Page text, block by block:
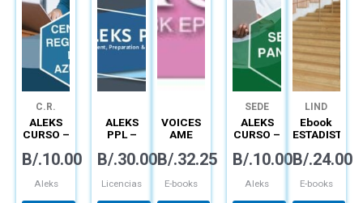
C.R.
AZUERO
ALEKS
CURSO –
MATEMÁTICA
APRENDIZAJE
B/.10.00
Aleks
ALEKS
PPL –
MATEMÁTICA
B/.30.00
Licencias
VOICES
AME
EPIN 6B
B/.32.25
E-books
SEDE
PANAMÁ
ALEKS
CURSO –
MATEMÁTICA
APRENDIZAJE
B/.10.00
Aleks
LIND
Ebook
ESTADISTICA
A LOS
LICENCIA
B/.24.00
E-books